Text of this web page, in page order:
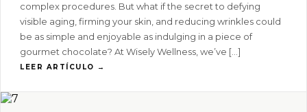
complex procedures. But what if the secret to defying
visible aging, firming your skin, and reducing wrinkles could
be as simple and enjoyable as indulging in a piece of
gourmet chocolate? At Wisely Wellness, we’ve […]
LEER ARTÍCULO →